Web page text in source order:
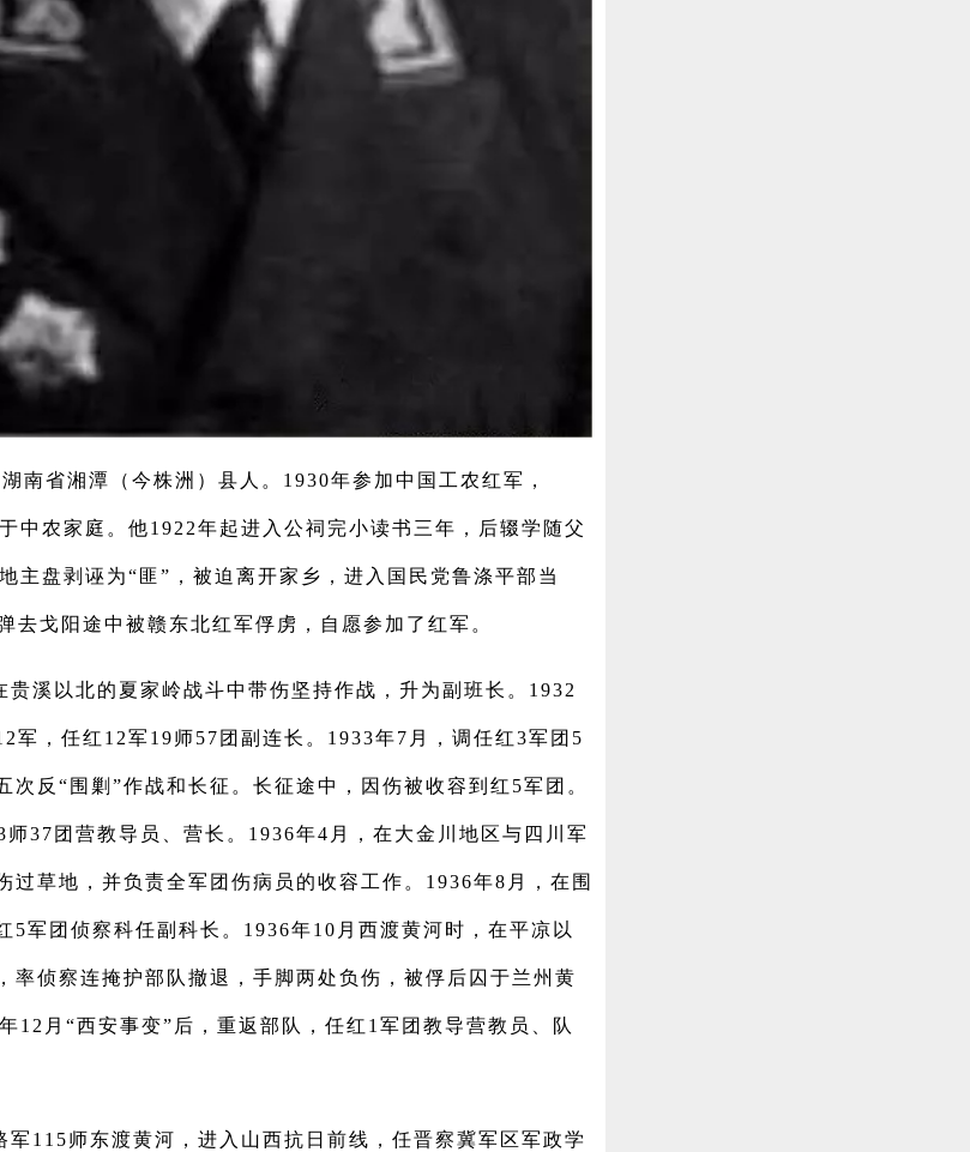
南省湘潭（今株洲）县人。1930年参加中国工农红军，
中农家庭。他1922年起进入公祠完小读书三年，后辍学随父
主盘剥诬为“匪”，被迫离开家乡，进入国民党鲁涤平部当
去戈阳途中被赣东北红军俘虏，自愿参加了红军。
贵溪以北的夏家岭战斗中带伤坚持作战，升为副班长。1932
军，任红12军19师57团副连长。1933年7月，调任红3军团5
次反“围剿”作战和长征。长征途中，因伤被收容到红5军团。
37团营教导员、营长。1936年4月，在大金川地区与四川军
过草地，并负责全军团伤病员的收容工作。1936年8月，在围
5军团侦察科任副科长。1936年10月西渡黄河时，在平凉以
率侦察连掩护部队撤退，手脚两处负伤，被俘后囚于兰州黄
12月“西安事变”后，重返部队，任红1军团教导营教员、队
军115师东渡黄河，进入山西抗日前线，任晋察冀军区军政学